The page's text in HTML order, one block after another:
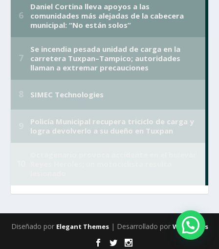
Diseñado por Elegant Themes| Desarrollado por WordPress